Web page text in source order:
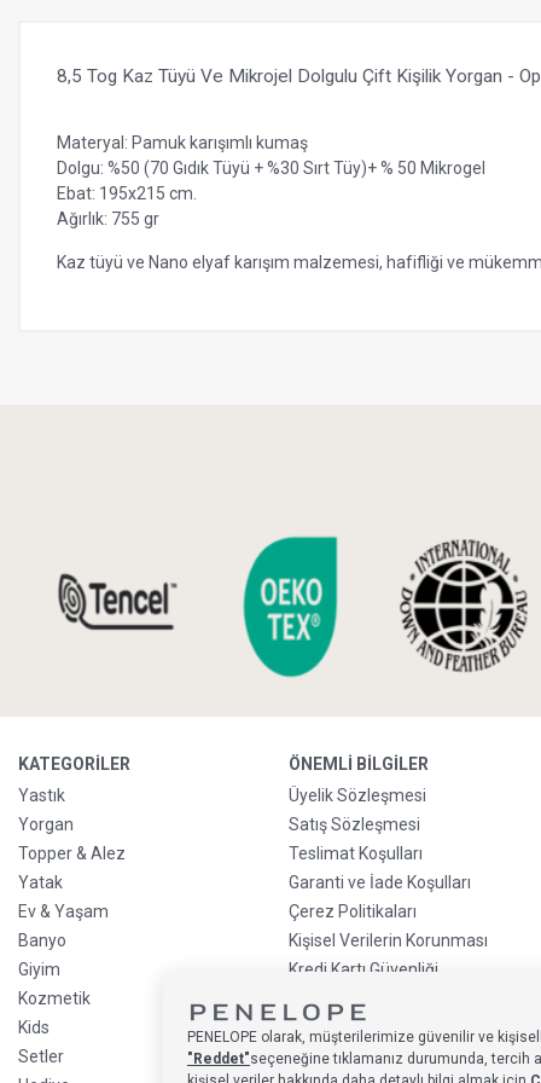
8,5 Tog Kaz Tüyü Ve Mikrojel Dolgulu Çift Kişilik Yorgan -
Materyal: Pamuk karışımlı kumaş
Dolgu: %50 (70 Gıdık Tüyü + %30 Sırt Tüy)+ % 50 Mikrogel
Ebat: 195x215 cm.
Ağırlık: 755 gr
Kaz tüyü ve Nano elyaf karışım malzemesi, hafifliği ve
KATEGORILER
Yastık
Yorgan
Topper & Alez
Yatak
Ev & Yaşam
Banyo
Giyim
Kozmetik
Kids
Setler
ÖNEMLI BILGILER
Üyelik Sözleşmesi
Satış Sözleşmesi
Teslimat Koşulları
Garanti ve İade Koşulları
Çerez Politikaları
Kişisel Verilerin Korunması
Kredi Kartı Güvenliği
Sürdürülebilirlik Politikası
Kredi Kartı Taksit
Bilgilendirmesi
Ön Sipariş Bilgilendirmesi
PENELOPE olarak, müşterilerimize güvenilir ve
"Reddet"seçeneğine tıklamanız durumunda, tercih